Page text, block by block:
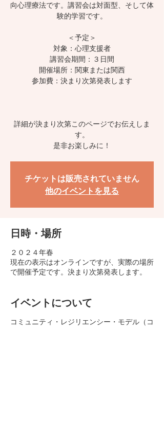
向心理療法です。講習会は対面型、そして体
験的学習です。
＜予定＞
対象：心理支援者
講習会期間：３日間
開催場所：関東または関西
参加費：決まり次第発表します
詳細が決まり次第このページでお伝えしま
す。
是非お楽しみに！
チケットは販売されていません
他のイベントを見る
日時・場所
２０２４年春
現在の表示はオンラインですが、実際の場所
で開催予定です。決まり次第発表します。
イベントについて
コミュニティ・レジリエンシー・モデル（コ